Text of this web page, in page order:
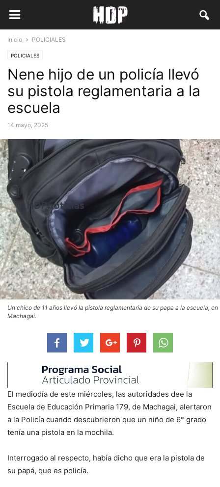
Inicio POLICIALES
POLICIALES
Nene hijo de un policía llevó
su pistola reglamentaria a la
escuela
14 mayo, 2025
Un chico de 11 años llevó la pistola reglamentaria de su papa a la escuela, en
Machagai.
El mediodía de este miércoles, las autoridades dee la
Escuela de Educación Primaria 179, de Machagai, alertaron
a la Policía cuando descubrieron que un niño de 6° grado
tenía una pistola en la mochila.
Interrogado al respecto, había dicho que era la pistola de
su papá, que es policía.